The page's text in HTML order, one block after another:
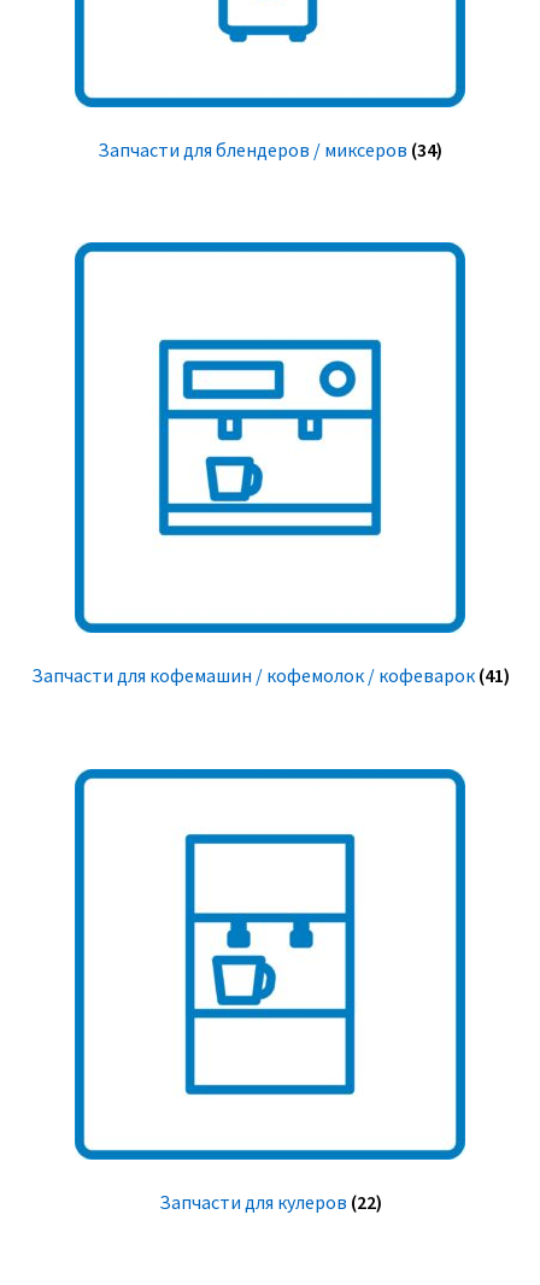
Запчасти для блендеров / миксеров (34)
Запчасти для кофемашин / кофемолок / кофеварок (41)
Запчасти для кулеров (22)